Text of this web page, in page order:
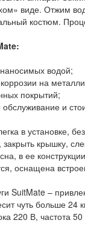
виде. Отжим
костюм.
водой;
на
покрытий;
и
в установке,
крышку,
в ее
оснащена
SuitMate –
чуть больше
220 В, частота